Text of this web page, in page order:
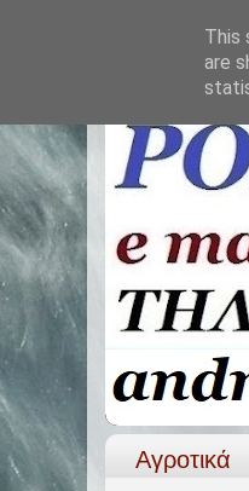
Αγροτικά
This
are